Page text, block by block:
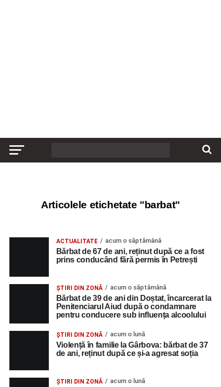
Articolele etichetate "barbat"
ACTUALITATE acum o săptămână
Bărbat de 67 de ani, reținut după ce a fost
prins conducând fără permis în Petrești
ȘTIRI DIN ZONĂ acum o săptămână
Bărbat de 39 de ani din Doștat, încarcerat la
Penitenciarul Aiud după o condamnare
pentru conducere sub influența alcoolului
ȘTIRI DIN ZONĂ acum o lună
Violență în familie la Gârbova: bărbat de 37
de ani, reținut după ce și-a agresat soția
ȘTIRI DIN ZONĂ acum o lună